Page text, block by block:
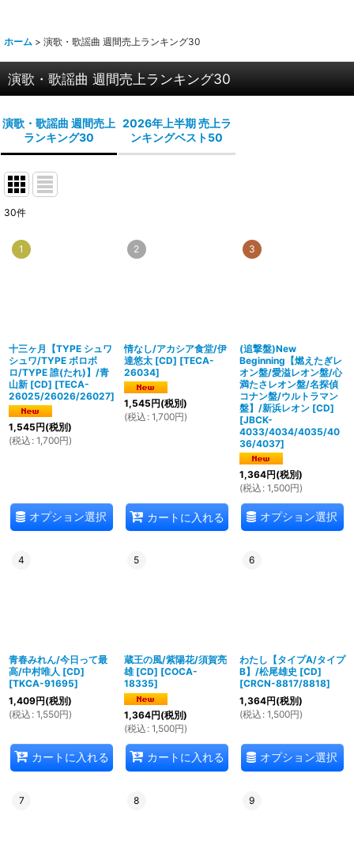
ホーム > 演歌・歌謡曲 週間売上ランキング30
演歌・歌謡曲 週間売上ランキング30
演歌・歌謡曲 週間売上
ランキング30
2026年上半期 売上ラ
ンキングベスト50
30件
1
十三ヶ月【TYPE シュワ
シュワ/TYPE ボロボ
ロ/TYPE 誰(たれ)】/青
山新 [CD] [TECA-
26025/26026/26027]
1,545円(税別)
(税込 : 1,700円)
オプション選択
2
情なし/アカシア食堂/伊
達悠太 [CD] [TECA-
26034]
1,545円(税別)
(税込 : 1,700円)
カートに入れる
3
(追撃盤)New
Beginning【燃えたぎレ
オン盤/愛溢レオン盤/心
満たさレオン盤/名探偵
コナン盤/ウルトラマン
盤】/新浜レオン [CD]
[JBCK-
4033/4034/4035/40
36/4037]
1,364円(税別)
(税込 : 1,500円)
オプション選択
4
青春みれん/今日って最
高/中村唯人 [CD]
[TKCA-91695]
1,409円(税別)
(税込 : 1,550円)
カートに入れる
5
蔵王の風/紫陽花/須賀亮
雄 [CD] [COCA-
18335]
1,364円(税別)
(税込 : 1,500円)
カートに入れる
6
わたし【タイプA/タイプ
B】/松尾雄史 [CD]
[CRCN-8817/8818]
1,364円(税別)
(税込 : 1,500円)
オプション選択
7 8 9